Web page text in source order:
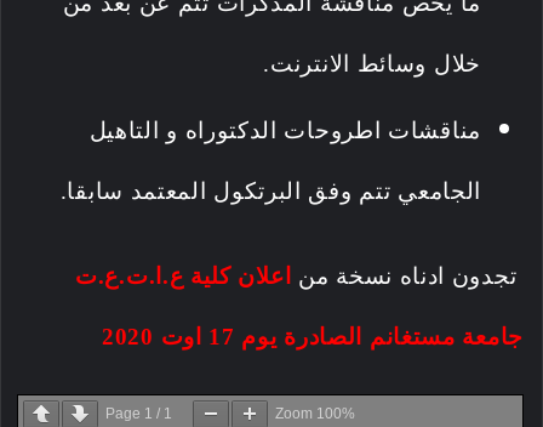
خلال وسائط الانترنت.
مناقشات اطروحات الدكتوراه و التاهيل
الجامعي تتم وفق البرتكول المعتمد سابقا.
تجدون ادناه نسخة من اعلان كلية ع.ا.ت.ع.ت
جامعة مستغانم الصادرة يوم 17 اوت 2020
Page 1 / 1 Zoom 100%